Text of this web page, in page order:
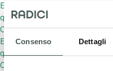
Consenso Dettagli
Erba sintetica senza intaso:
quando sceglierla
Campo da calcio in erba
Erba sintetica: cos’è,
quella giusta
Coppa Paolo Mantovani